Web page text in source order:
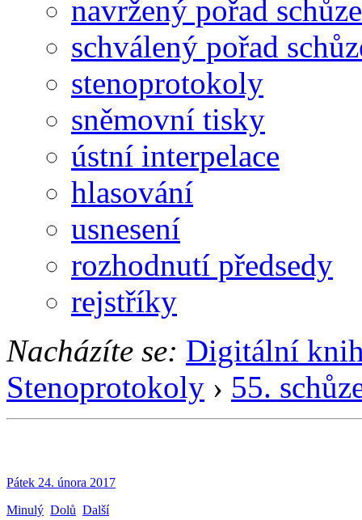
navržený pořad schůze
schválený pořad
stenoprotokoly
sněmovní tisky
ústní interpelace
hlasování
usnesení
rozhodnutí předsedy
rejstříky
Nacházíte se: Digitální
Stenoprotokoly › 55.
Pátek 24. února 2017
Minulý Dolů Další